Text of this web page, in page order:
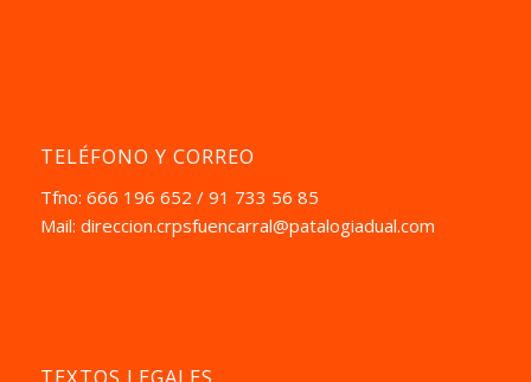
TELÉFONO Y CORREO
Tfno: 666 196 652 / 91 733 56 85
Mail: direccion.crpsfuencarral@patalogiadual.com
TEXTOS LEGALES